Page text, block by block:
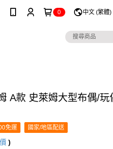
0 中文 (繁體)
A款 史萊姆大型布偶/玩
免運 國家/地區配送
)